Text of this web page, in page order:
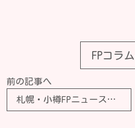
FPコラ
前の記事へ
札幌・小樽FPニュース【お正月が怖いです…。年金暮らし70代夫婦、孫7人が勢揃いする年末年始を楽しみにしている一方、内心抱える〈切実な悩み〉【FPの助言】】